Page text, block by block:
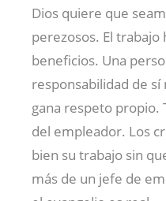
Dios quiere que
perezosos. El
beneficios. Una
responsabilidad de
gana respeto propio.
del empleador. Los
bien su trabajo sin
más de un jefe de